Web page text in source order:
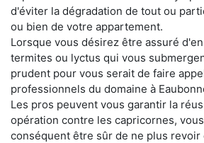
d'éviter la dégradation de tout ou
ou bien de votre appartement.
Lorsque vous désirez être assuré
termites ou lyctus qui vous
prudent pour vous serait de faire
professionnels du domaine à
Les pros peuvent vous garantir la
opération contre les capricornes,
conséquent être sûr de ne plus revoir